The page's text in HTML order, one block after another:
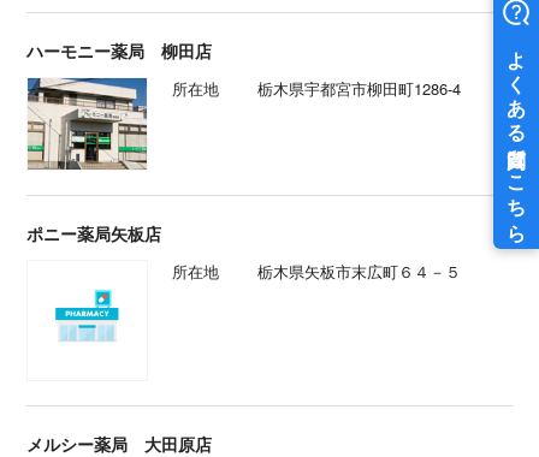
ハーモニー薬局 柳田店
所在地 栃木県宇都宮市柳田町1286-4
ポニー薬局矢板店
所在地 栃木県矢板市末広町６４－５
メルシー薬局 大田原店